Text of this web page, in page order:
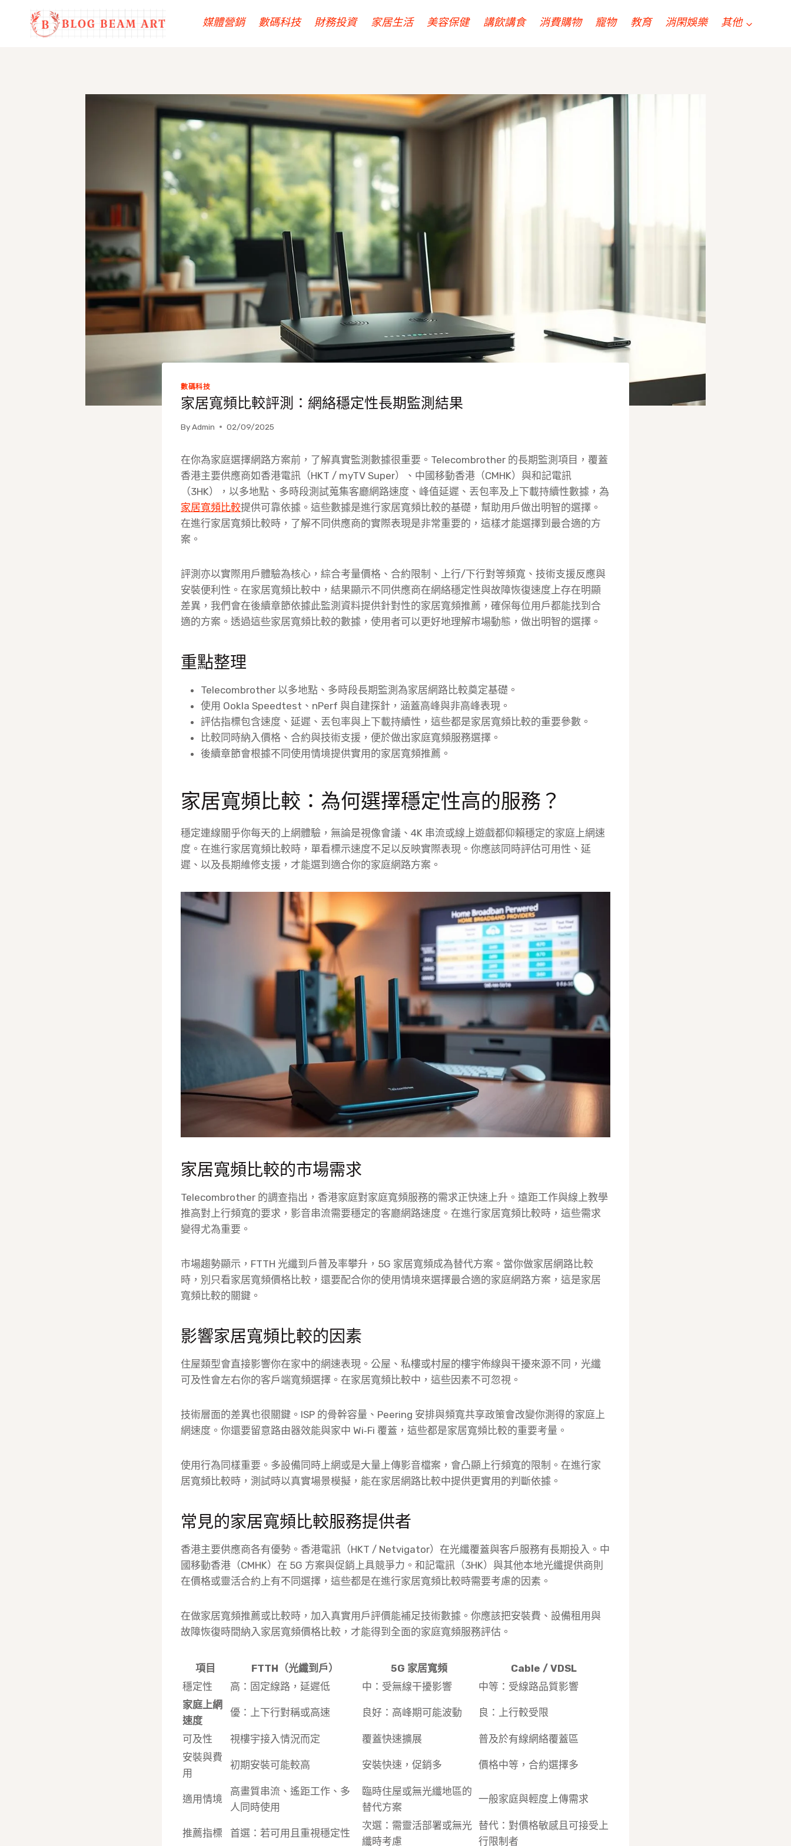
媒體營銷 數碼科技 財務投資 家居生活 美容保健 講飲講食 消費購物 寵物 教育 消閑娛樂 其他
數碼科技
家居寬頻比較評測：網絡穩定性長期監測結果
ByAdmin 02/09/2025
在你為家庭選擇網路方案前，了解真實監測數據很重要。Telecombrother 的長期監測項目，覆蓋
香港主要供應商如香港電訊（HKT / myTV Super）、中國移動香港（CMHK）與和記電訊
（3HK），以多地點、多時段測試蒐集客廳網路速度、峰值延遲、丟包率及上下載持續性數據，為
家居寬頻比較提供可靠依據。這些數據是進行家居寬頻比較的基礎，幫助用戶做出明智的選擇。
在進行家居寬頻比較時，了解不同供應商的實際表現是非常重要的，這樣才能選擇到最合適的方
案。
評測亦以實際用戶體驗為核心，綜合考量價格、合約限制、上行/下行對等頻寬、技術支援反應與
安裝便利性。在家居寬頻比較中，結果顯示不同供應商在網絡穩定性與故障恢復速度上存在明顯
差異，我們會在後續章節依據此監測資料提供針對性的家居寬頻推薦，確保每位用戶都能找到合
適的方案。透過這些家居寬頻比較的數據，使用者可以更好地理解市場動態，做出明智的選擇。
重點整理
Telecombrother 以多地點、多時段長期監測為家居網路比較奠定基礎。
使用 Ookla Speedtest、nPerf 與自建探針，涵蓋高峰與非高峰表現。
評估指標包含速度、延遲、丟包率與上下載持續性，這些都是家居寬頻比較的重要參數。
比較同時納入價格、合約與技術支援，便於做出家庭寬頻服務選擇。
後續章節會根據不同使用情境提供實用的家居寬頻推薦。
家居寬頻比較：為何選擇穩定性高的服務？
穩定連線關乎你每天的上網體驗，無論是視像會議、4K 串流或線上遊戲都仰賴穩定的家庭上網速
度。在進行家居寬頻比較時，單看標示速度不足以反映實際表現。你應該同時評估可用性、延
遲、以及長期維修支援，才能選到適合你的家庭網路方案。
家居寬頻比較的市場需求
Telecombrother 的調查指出，香港家庭對家庭寬頻服務的需求正快速上升。遠距工作與線上教學
推高對上行頻寬的要求，影音串流需要穩定的客廳網路速度。在進行家居寬頻比較時，這些需求
變得尤為重要。
市場趨勢顯示，FTTH 光纖到戶普及率攀升，5G 家居寬頻成為替代方案。當你做家居網路比較
時，別只看家居寬頻價格比較，還要配合你的使用情境來選擇最合適的家庭網路方案，這是家居
寬頻比較的關鍵。
影響家居寬頻比較的因素
住屋類型會直接影響你在家中的網速表現。公屋、私樓或村屋的樓宇佈線與干擾來源不同，光纖
可及性會左右你的客戶端寬頻選擇。在家居寬頻比較中，這些因素不可忽視。
技術層面的差異也很關鍵。ISP 的骨幹容量、Peering 安排與頻寬共享政策會改變你測得的家庭上
網速度。你還要留意路由器效能與家中 Wi‑Fi 覆蓋，這些都是家居寬頻比較的重要考量。
使用行為同樣重要。多設備同時上網或是大量上傳影音檔案，會凸顯上行頻寬的限制。在進行家
居寬頻比較時，測試時以真實場景模擬，能在家居網路比較中提供更實用的判斷依據。
常見的家居寬頻比較服務提供者
香港主要供應商各有優勢。香港電訊（HKT / Netvigator）在光纖覆蓋與客戶服務有長期投入。中
國移動香港（CMHK）在 5G 方案與促銷上具競爭力。和記電訊（3HK）與其他本地光纖提供商則
在價格或靈活合約上有不同選擇，這些都是在進行家居寬頻比較時需要考慮的因素。
在做家居寬頻推薦或比較時，加入真實用戶評價能補足技術數據。你應該把安裝費、設備租用與
故障恢復時間納入家居寬頻價格比較，才能得到全面的家庭寬頻服務評估。
項目 FTTH（光纖到戶） 5G 家居寬頻
Cable / VDSL
穩定性
高：固定線路，延遲低 中：受無線干擾影響
中等：受線路品質影響
家庭上網
速度
優：上下行對稱或高速 良好：高峰期可能波動 良：上行較受限
可及性 視樓宇接入情況而定 覆蓋快速擴展
普及於有線網絡覆蓋區
安裝與費
用
初期安裝可能較高 安裝快速，促銷多 價格中等，合約選擇多
適用情境
高畫質串流、遙距工作、多
人同時使用
臨時住屋或無光纖地區的
替代方案
一般家庭與輕度上傳需求
推薦指標 首選：若可用且重視穩定性
次選：需靈活部署或無光
纖時考慮
替代：對價格敏感且可接受上
行限制者